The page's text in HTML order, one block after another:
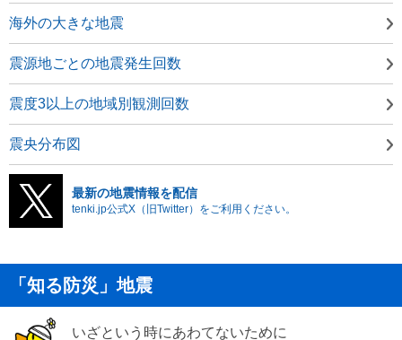
海外の大きな地震
震源地ごとの地震発生回数
震度3以上の地域別観測回数
震央分布図
最新の地震情報を配信
tenki.jp公式X（旧Twitter）をご利用ください。
「知る防災」地震
いざという時にあわてないために